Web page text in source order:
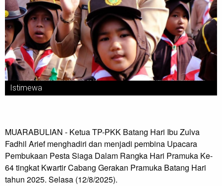
Istimewa
MUARABULIAN - Ketua TP-PKK Batang Hari Ibu Zulva
Fadhil Arief menghadiri dan menjadi pembina Upacara
Pembukaan Pesta Siaga Dalam Rangka Hari Pramuka Ke-
64 tingkat Kwartir Cabang Gerakan Pramuka Batang Hari
tahun 2025. Selasa (12/8/2025).